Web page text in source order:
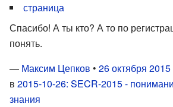
страница
Спасибо! А ты кто? А то по
понять.
— Максим Цепков • 26 октября 2015
в 2015-10-26: SECR-2015 -
знания